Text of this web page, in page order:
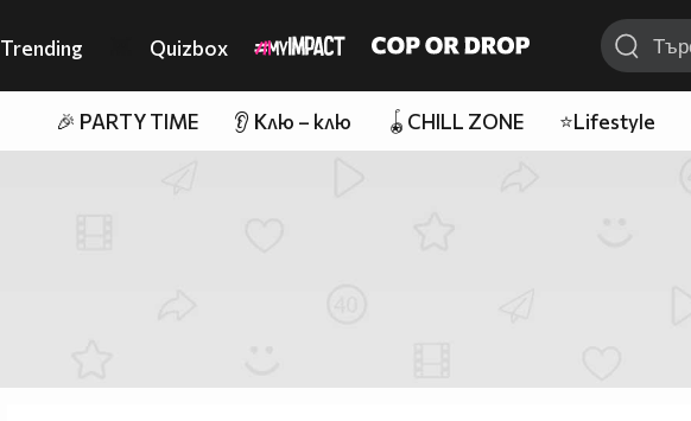
Trending Quizbox
🎉 PARTY TIME 👂 Клю – клю 🪀CHILL ZONE ⭐Lifestyle